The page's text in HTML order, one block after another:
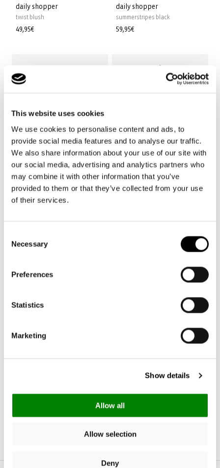
This website uses cookies
We use cookies to personalise content and ads, to
provide social media features and to analyse our traffic.
We also share information about your use of our site with
our social media, advertising and analytics partners who
may combine it with other information that you’ve
provided to them or that they’ve collected from your use
of their services.
Selection
Necessary
Preferences
Statistics
Marketing
Show details
Allow all
Allow selection
Deny
daily shopper
twist blush
Precio
49,95€
daily shopper
summerstripes black
Precio
59,95€
daily shopper